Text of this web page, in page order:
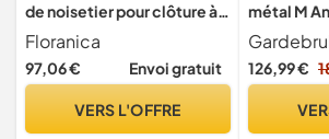
de noisetier pour clôture à
piquets Hauteur 80 cm x
100 cm 1 vantail – prêt à
poser incl. charnières
Floranica
97,06 € Envoi gratuit
VERS L'OFFRE
métal M
126,99 €